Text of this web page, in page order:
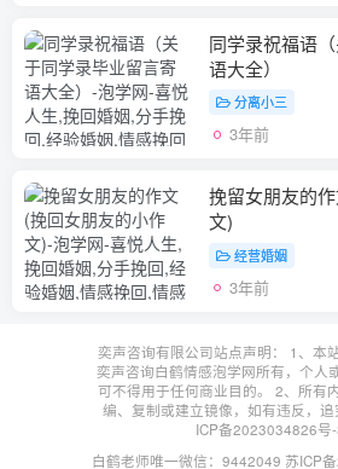
同学录祝福语
语大全）
分离小三
3年前
挽留女朋友的
文)
经营婚姻
3年前
奕声咨询有限公司站点声明： 1、本
奕声咨询白鹤情感泡学网所有，个人
可不得用于任何商业目的。 2、所有
编、复制或建立镜像，如有违反，追
ICP备2023034826号
白鹤老师唯一微信：9442049 苏ICP